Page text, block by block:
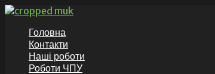
Перейти
вмістуГоловна
Контакти
Наші роботи
Роботи ЧПУ